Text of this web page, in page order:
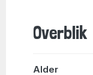
Overblik
Alder